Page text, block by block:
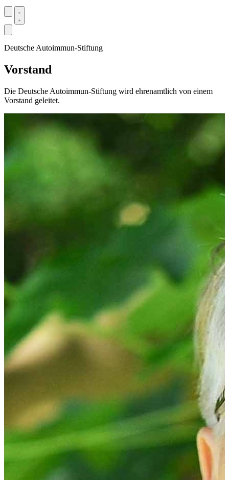
Deutsche Autoimmun-Stiftung
Vorstand
Die Deutsche Autoimmun-Stiftung wird ehrenamtlich von einem
Vorstand geleitet.